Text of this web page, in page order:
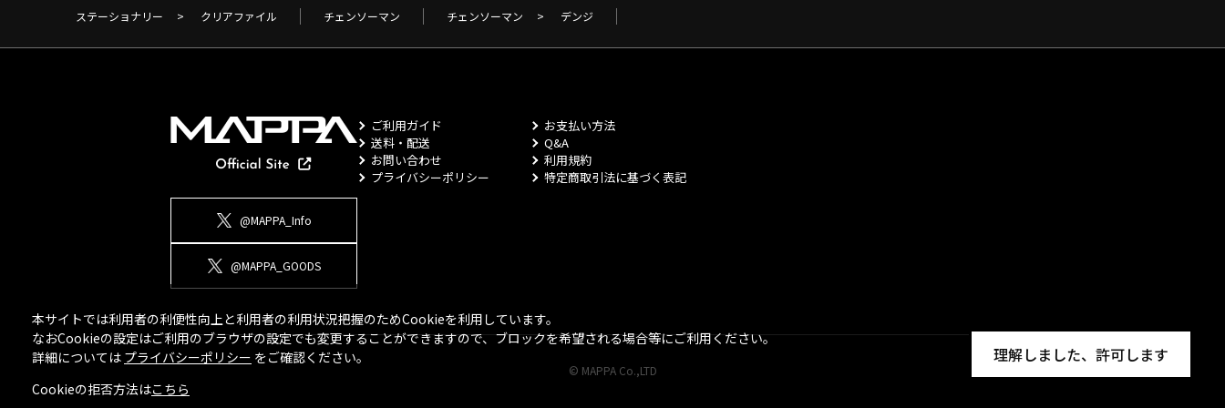
ステーショナリー > クリアファイル チェンソーマン チェンソーマン > デンジ
@MAPPA_Info
@MAPPA_GOODS
ご利用ガイド
お支払い方法
送料・配送
Q&A
お問い合わせ
利用規約
プライバシーポリシー
特定商取引法に基づく表記
© MAPPA Co.,LTD
本サイトでは利用者の利便性向上と利用者の利用状況把握のためCookieを利用しています。
なおCookieの設定はご利用のブラウザの設定でも変更することができますので、ブロックを希望される場合等にご利用ください。
詳細については プライバシーポリシー をご確認ください。
Cookieの拒否方法はこちら
理解しました、許可します